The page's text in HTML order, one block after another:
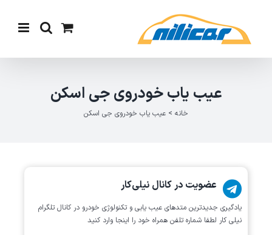
content
عیب یاب خودروی جی اسکن
خانه > عیب یاب خودروی جی اسکن
عضویت در کانال نیلی‌کار
یادگیری جدیدترین متد‌های عیب یابی‌ و تکنولوژی خودرو در کانال تلگرام
نیلی کار لطفا شماره تلفن همراه خود را اینجا وارد کنید